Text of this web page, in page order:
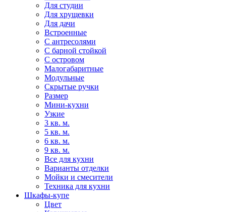
Для студии
Для хрущевки
Для дачи
Встроенные
С антресолями
С барной стойкой
С островом
Малогабаритные
Модульные
Скрытые ручки
Размер
Мини-кухни
Узкие
3 кв. м.
5 кв. м.
6 кв. м.
9 кв. м.
Все для кухни
Варианты отделки
Мойки и смесители
Техника для кухни
Шкафы-купе
Цвет